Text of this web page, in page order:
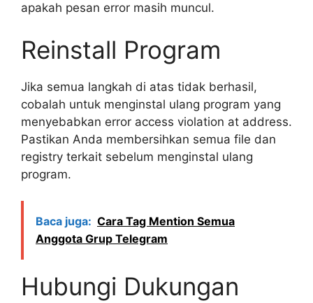
apakah pesan error masih muncul.
Reinstall Program
Jika semua langkah di atas tidak berhasil,
cobalah untuk menginstal ulang program yang
menyebabkan error access violation at address.
Pastikan Anda membersihkan semua file dan
registry terkait sebelum menginstal ulang
program.
Baca juga: Cara Tag Mention Semua
Anggota Grup Telegram
Hubungi Dukungan